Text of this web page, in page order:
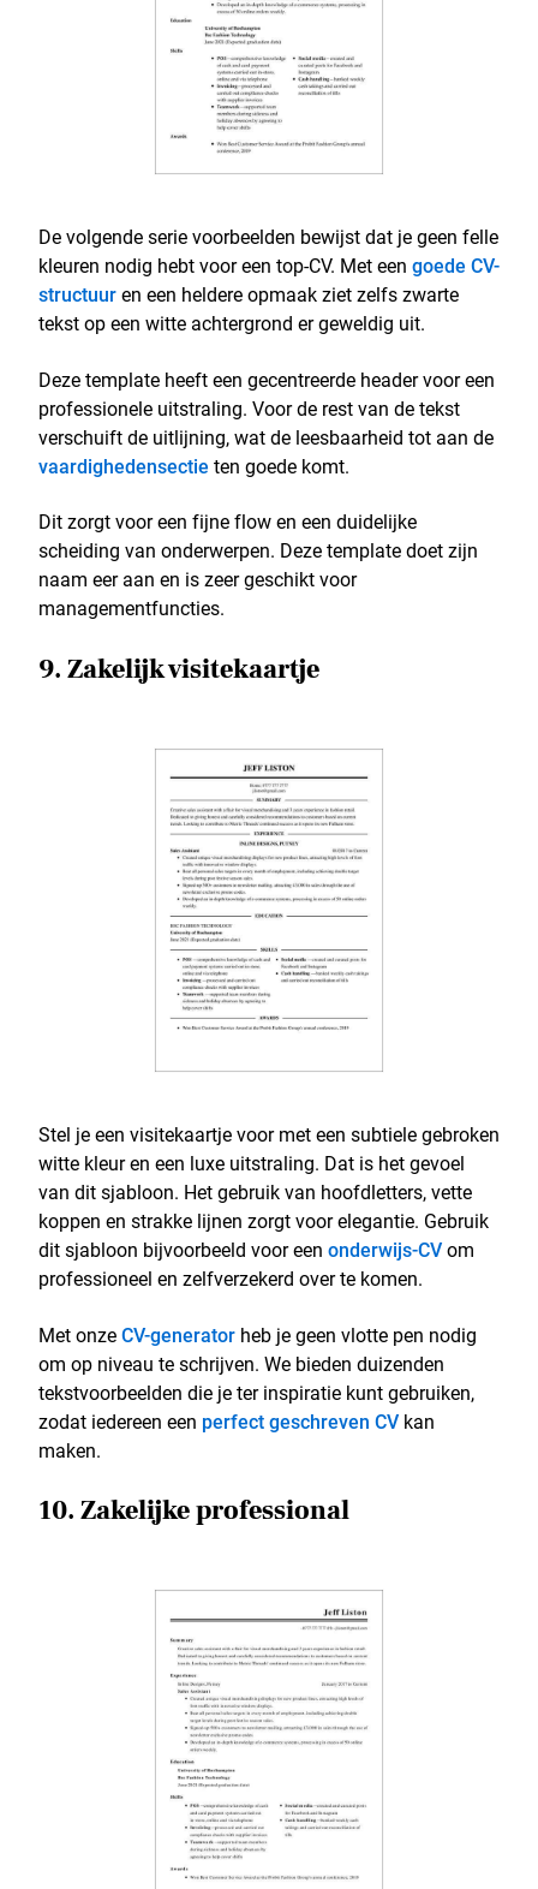
De volgende serie voorbeelden bewijst dat je geen felle
kleuren nodig hebt voor een top-CV. Met een goede CV-
structuuren een heldere opmaak ziet zelfs zwarte
tekst op een witte achtergrond er geweldig uit.
Deze template heeft een gecentreerde header voor een
professionele uitstraling. Voor de rest van de tekst
verschuift de uitlijning, wat de leesbaarheid tot aan de
vaardighedensectie ten goede komt.
Dit zorgt voor een fijne flow en een duidelijke
scheiding van onderwerpen. Deze template doet zijn
naam eer aan en is zeer geschikt voor
managementfuncties.
9. Zakelijk visitekaartje
Stel je een visitekaartje voor met een subtiele gebroken
witte kleur en een luxe uitstraling. Dat is het gevoel
van dit sjabloon. Het gebruik van hoofdletters, vette
koppen en strakke lijnen zorgt voor elegantie. Gebruik
dit sjabloon bijvoorbeeld voor een onderwijs-CVom
professioneel en zelfverzekerd over te komen.
Met onzeCV-generator heb je geen vlotte pen nodig
om op niveau te schrijven. We bieden duizenden
tekstvoorbeelden die je ter inspiratie kunt gebruiken,
zodat iedereen een perfect geschreven CV kan
maken.
10. Zakelijke professional